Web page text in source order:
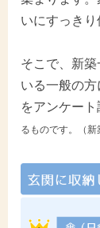
いにすっきり
そこで、新
いる一般の方
をアンケート
るものです。（新